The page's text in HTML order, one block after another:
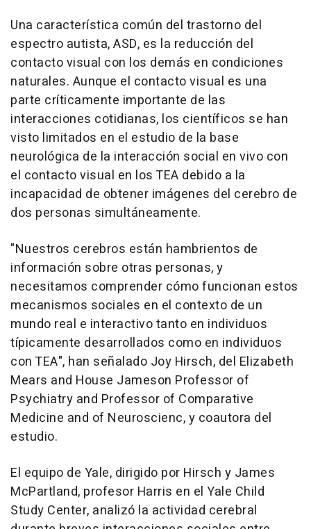
Una característica común del trastorno del
espectro autista, ASD, es la reducción del
contacto visual con los demás en condiciones
naturales. Aunque el contacto visual es una
parte críticamente importante de las
interacciones cotidianas, los científicos se han
visto limitados en el estudio de la base
neurológica de la interacción social en vivo con
el contacto visual en los TEA debido a la
incapacidad de obtener imágenes del cerebro de
dos personas simultáneamente.
"Nuestros cerebros están hambrientos de
información sobre otras personas, y
necesitamos comprender cómo funcionan estos
mecanismos sociales en el contexto de un
mundo real e interactivo tanto en individuos
típicamente desarrollados como en individuos
con TEA", han señalado Joy Hirsch, del Elizabeth
Mears and House Jameson Professor of
Psychiatry and Professor of Comparative
Medicine and of Neuroscienc, y coautora del
estudio.
El equipo de Yale, dirigido por Hirsch y James
McPartland, profesor Harris en el Yale Child
Study Center, analizó la actividad cerebral